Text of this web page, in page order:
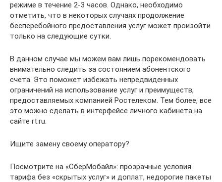
режиме в течение 2-3 часов. Однако, необходимо
отметить, что в некоторых случаях продолжение
бесперебойного предоставления услуг может произойти
только на следующие сутки.
В данном случае мы можем вам лишь порекомендовать
внимательно следить за состоянием абонентского
счета. Это поможет избежать непредвиденных
ограничений на использование услуг и преимуществ,
предоставляемых компанией Ростелеком. Тем более, все
это можно сделать в интерфейсе личного кабинета на
сайте rt.ru.
Ищите замену своему оператору?
Посмотрите на «СберМобайл»: прозрачные условия
тарифа без «скрытых услуг» и доплат, недорогие пакеты